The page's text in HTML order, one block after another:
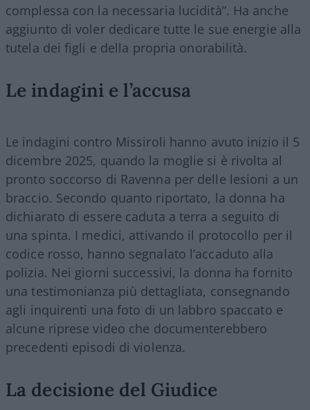
complessa con la necessaria lucidità”. Ha anche
aggiunto di voler dedicare tutte le sue energie alla
tutela dei figli e della propria onorabilità.
Le indagini e l’accusa
Le indagini contro Missiroli hanno avuto inizio il 5
dicembre 2025, quando la moglie si è rivolta al
pronto soccorso di Ravenna per delle lesioni a un
braccio. Secondo quanto riportato, la donna ha
dichiarato di essere caduta a terra a seguito di
una spinta. I medici, attivando il protocollo per il
codice rosso, hanno segnalato l’accaduto alla
polizia. Nei giorni successivi, la donna ha fornito
una testimonianza più dettagliata, consegnando
agli inquirenti una foto di un labbro spaccato e
alcune riprese video che documenterebbero
precedenti episodi di violenza.
La decisione del Giudice